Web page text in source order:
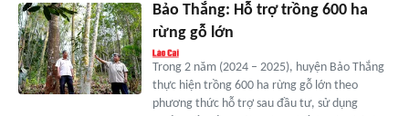
Bảo Thắng: Hỗ trợ trồng 600 ha
rừng gỗ lớn
Trong 2 năm (2024 – 2025), huyện Bảo Thắng
thực hiện trồng 600 ha rừng gỗ lớn theo
phương thức hỗ trợ sau đầu tư, sử dụng